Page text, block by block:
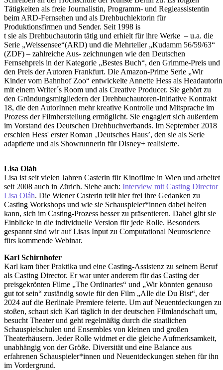
Tätigkeiten als freie Journalistin, Programm- und Regieassistentin
beim ARD-Fernsehen und als Drehbuchlektorin für
Produktionsfirmen und Sender. Seit 1998 is
t sie als Drehbuchautorin tätig und erhielt für ihre Werke – u.a. die
Serie „Weissensee“(ARD) und die Mehrteiler „Kudamm 56/59/63“
(ZDF) – zahlreiche Aus- zeichnungen wie den Deutschen
Fernsehpreis in der Kategorie „Bestes Buch“, den Grimme-Preis und
den Preis der Autoren Frankfurt. Die Amazon-Prime Serie „Wir
Kinder vom Bahnhof Zoo“ entwickelte Annette Hess als Headautorin
mit einem Writer´s Room und als Creative Producer. Sie gehört zu
den Gründungsmitgliedern der Drehbuchautoren-Initiative Kontrakt
18, die den AutorInnen mehr kreative Kontrolle und Mitsprache im
Prozess der Filmherstellung ermöglicht. Sie engagiert sich außerdem
im Vorstand des Deutschen Drehbuchverbands. Im September 2018
erschien Hess' erster Roman ‚Deutsches Haus’, den sie als Serie
adaptierte und als Showrunnerin für Disney+ realisierte.
Lisa Oláh
Lisa ist seit vielen Jahren Casterin für Kinofilme in Wien und arbeitet
seit 2008 auch in Zürich. Siehe auch: Interview mit Casting Director
Lisa Oláh. Die Wiener Casterin teilt hier frei ihre Gedanken zu
Casting Workshops und wie sie Schauspieler*innen dabei helfen
kann, sich im Casting-Prozess besser zu präsentieren. Dabei gibt sie
Einblicke in die individuelle Version für jede Rolle. Besonders
gespannt sind wir auf Lisas Input zu Computational Neuroscience
fürs kommende Webinar.
Karl Schirnhofer
Karl kam über Praktika und eine Casting-Assistenz zu seinem Beruf
als Casting Director. Er war unter anderem für das Casting der
preisgekrönten Filme „The Ordinaries“ und „Wir könnten genauso
gut tot sein“ zuständig sowie für den Film „Alle die Du Bist“, der
2024 auf die Berlinale Premiere feierte. Um auf Neuentdeckungen zu
stoßen, schaut sich Karl täglich in der deutschen Filmlandschaft um,
besucht Theater und geht regelmäßig durch die staatlichen
Schauspielschulen und Ensembles von kleinen und großen
Theaterhäusern. Jeder Rolle widmet er die gleiche Aufmerksamkeit,
unabhängig von der Größe. Diversität und eine Balance aus
erfahrenen Schauspieler*innen und Neuentdeckungen stehen für ihn
im Vordergrund.